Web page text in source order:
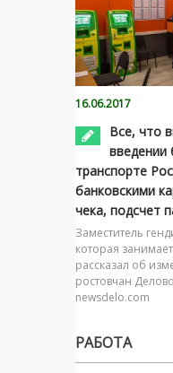
16.06.2017
Все, что
введении
транспорте
банковскими
чека, подсчет
Заместитель
которая
рассказал об
ростовчан
newsdelo.com
РАБОТА